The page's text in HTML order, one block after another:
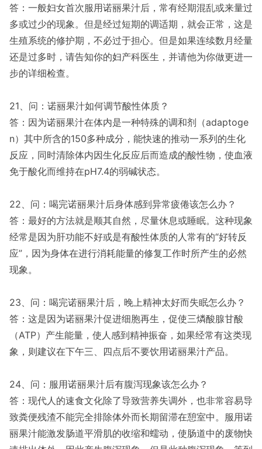
答：一般妇女首次服用诺丽果汁后，常有经期混乱或来量过
多或过少的现象。但是经过短期的调适期，就会正常，这是
生殖系统的修护期，不必过于担心。但是如果连续数月经量
还是过多时，请告知你的妇产科医生，并请他为你做更进一
步的详细检查。
21、问：诺丽果汁如何调节酸性体质？
答：因为诺丽果汁在体内是一种特殊的调和剂（adaptoge
n）其中所含的150多种成分，能快速的推动一系列的生化
反应，同时清除体内因生化反应后而造成的酸性物，使血液
免于酸化而维持在pH7.4的弱碱状态。
22、问：喝完诺丽果汁后身体感到异常疲倦该怎么办？
答：最好的方法就是顺其自然，尽量休息或睡眠。这种现象
经常是因为肝功能不好或是有酸性体质的人常有的“好转反
应”，因为身体在进行消耗能量的修复工作时所产生的必然
现象。
23、问：喝完诺丽果汁后，晚上精神太好而失眠怎么办？
答：这是因为诺丽果汁促进细胞再生，促使三燐酸腺甘酸
（ATP）产生能量，使人感到精神振奋，如果经常有这类现
象，则建议在下午三、四点后不要饮用诺丽果汁产品。
24、问：服用诺丽果汁后有腹泻现象该怎么办？
答：现代人的速食文化除了导致营养失调外，也非常容易导
致粪便残渣不能完全排除体外而长期留滞在憩室中。服用诺
丽果汁能激发肠道平滑肌的收缩和蠕动，使肠道中的废物快